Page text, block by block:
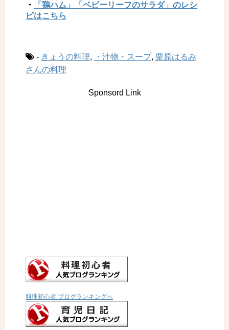
・
「鶏ハム」「ベビーリーフのサラダ」のレシ
ピはこちら
- きょうの料理, ・汁物・スープ, 栗原はるみ
さんの料理
Sponsord Link
料理初心者 ブログランキングへ